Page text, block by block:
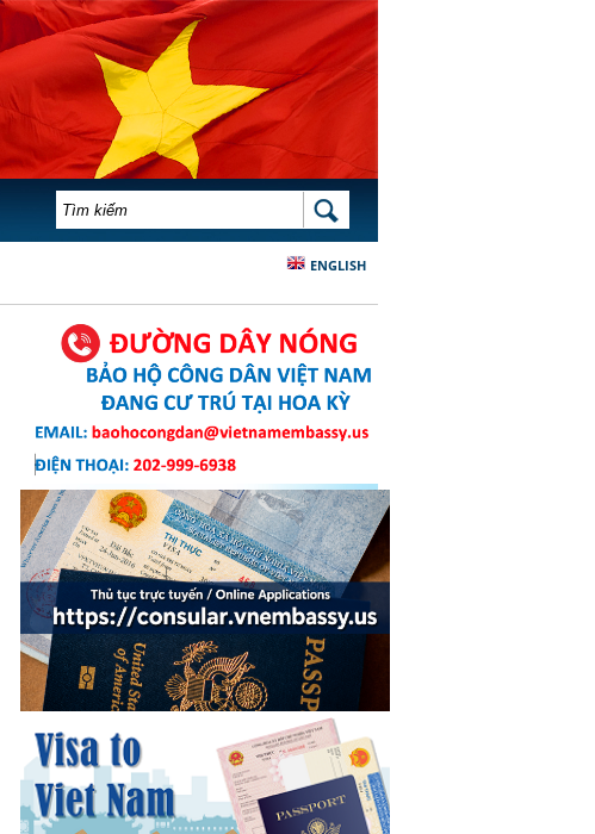
BIỂU MẪU TÌM KIẾM TÌM KIẾM
ENGLISH